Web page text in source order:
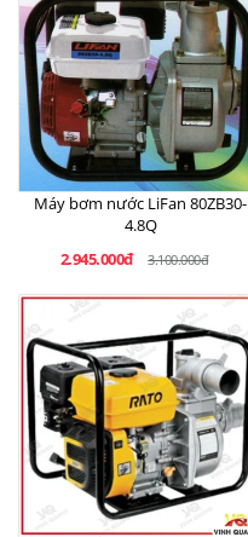
Máy bơm nước LiFan 80ZB30-
4.8Q
2.945.000đ
3.100.000đ